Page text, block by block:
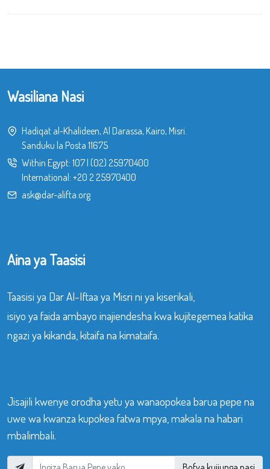
Wasiliana Nasi
Hadiqat al-Khalideen, Al Darassa, Kairo, Misri.
Sanduku la Posta 11675
Within Egypt: 107| (02) 25970400
International: +20 2 25970400
ask@dar-alifta.org
Aina ya Taasisi
Taasisi ya Dar Al-Iftaa ya Misri ni ya kiserikali,
isiyo ya faida ambayo inajiendesha kwa kujitegemea katika
ngazi ya kikanda, kitaifa na kimataifa.
Jisajili kwenye orodha yetu ya wanaopokea barua pepe na
uwe wa kwanza kupokea fatwa mpya, makala na habari
mbalimbali.